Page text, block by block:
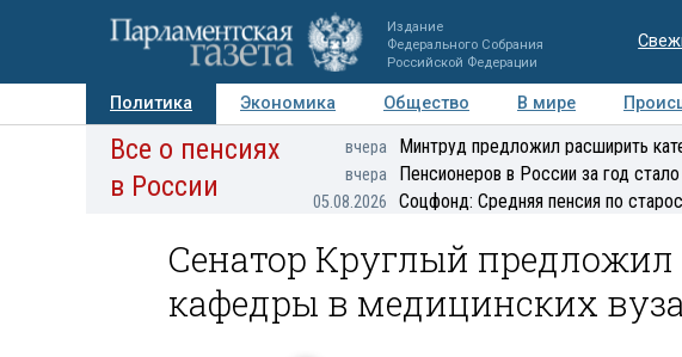
Издание
Федерального Собрания
Российской Федерации
Политика Экономика Общество В мире
Авторы Персоны Мнения Регионы Медиацентр
Все о пенсиях
в России
вчера Минтруд предложил расширить
вчера Пенсионеров в России за год
05.08.2026 Соцфонд: Средняя пенсия по
Сенатор Круглый
кафедры в медицинских